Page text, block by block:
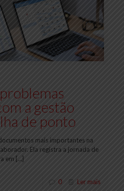
a gestão
de ponto
mais importantes na
Ela registra a jornada de
em […]
0 Ler mais